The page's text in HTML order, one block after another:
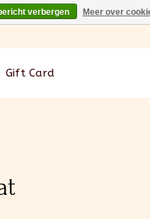
Gift Card
verbergen Meer over